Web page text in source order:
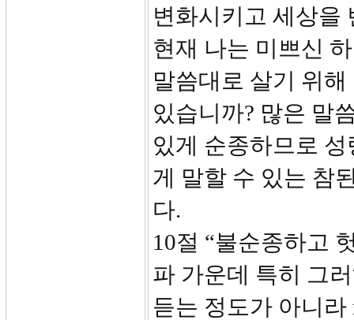
변화시키고 세상을
현재 나는 미쁘신
말씀대로 살기 위
있습니까? 많은 말
있게 순종하므로
게 말할 수 있는 참
다.
10절 “불순종하고
파 가운데 특히 그
듣는 정도가 아니